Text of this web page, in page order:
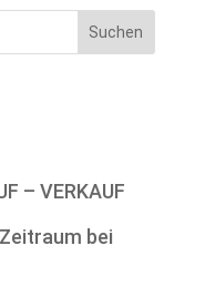
– VERKAUF
bei